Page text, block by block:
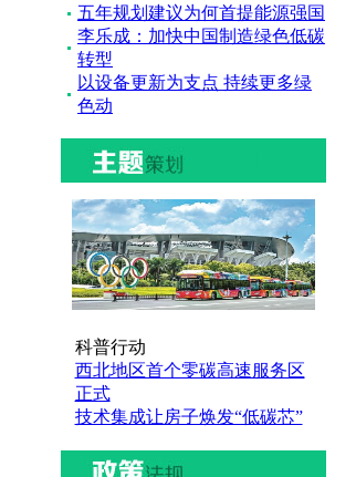
五年规划建议为何首提能源强国
李乐成：加快中国制造绿色低碳
转型
以设备更新为支点 持续更多绿
色动
科普行动
西北地区首个零碳高速服务区
正式
技术集成让房子焕发“低碳芯”